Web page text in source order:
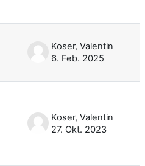
Koser, Valentin
6. Feb. 2025
Koser, Valentin
27. Okt. 2023